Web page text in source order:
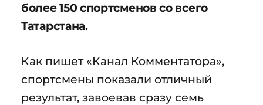
более 150 спортсменов со всего
Татарстана.
Как пишет «Канал Комментатора»,
спортсмены показали отличный
результат, завоевав сразу семь